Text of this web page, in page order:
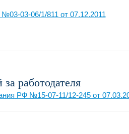
03-06/1/811 от 07.12.2011
работодателя
РФ №15-07-11/12-245 от